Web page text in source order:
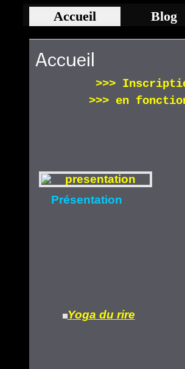
Accueil Blog
Accueil
>>>
>>> en
Présentation
Yoga du rire